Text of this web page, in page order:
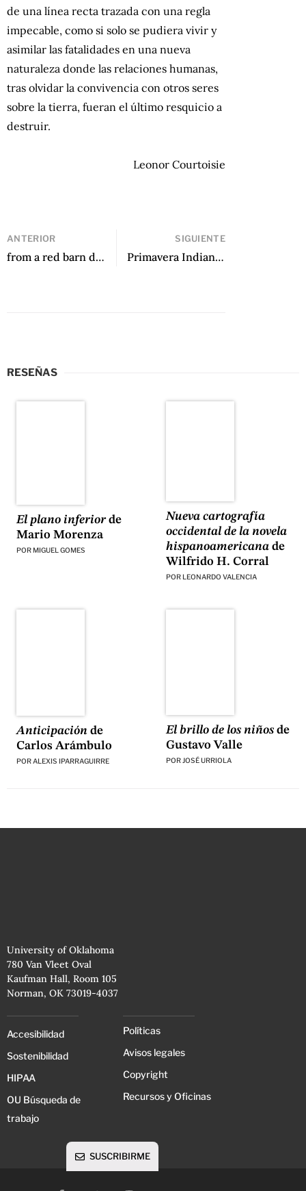
de una línea recta trazada con una regla
impecable, como si solo se pudiera vivir y
asimilar las fatalidades en una nueva
naturaleza donde las relaciones humanas,
tras olvidar la convivencia con otros seres
sobre la tierra, fueran el último resquicio a
destruir.
Leonor Courtoisie
ANTERIOR
from a red barn de Víctor Rodríguez Núñez, traducción de Katherine M. Hedeen
SIGUIENTE
Primavera Indiana de Juan Vitulli
RESEÑAS
El plano inferiorde
Mario Morenza
POR MIGUEL GOMES
Nueva cartografía
occidental de la novela
hispanoamericanade
Wilfrido H. Corral
POR LEONARDO VALENCIA
Anticipaciónde
Carlos Arámbulo
PORALEXIS IPARRAGUIRRE
El brillo de los niñosde
Gustavo Valle
POR JOSÉ URRIOLA
University of Oklahoma
780 Van Vleet Oval
Kaufman Hall, Room 105
Norman, OK 73019-4037
Accesibilidad
Sostenibilidad
HIPAA
OU Búsqueda de
trabajo
Políticas
Avisos legales
Copyright
Recursos y Oficinas
SUSCRIBIRME